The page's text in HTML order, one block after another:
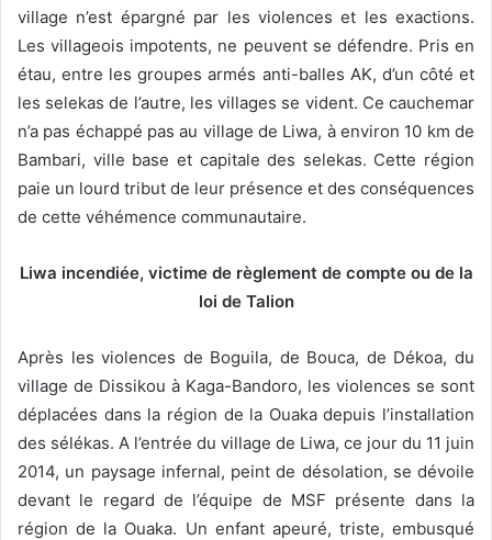
village n’est épargné par les violences et les exactions.
Les villageois impotents, ne peuvent se défendre. Pris en
étau, entre les groupes armés anti-balles AK, d’un côté et
les selekas de l’autre, les villages se vident. Ce cauchemar
n’a pas échappé pas au village de Liwa, à environ 10 km de
Bambari, ville base et capitale des selekas. Cette région
paie un lourd tribut de leur présence et des conséquences
de cette véhémence communautaire.
Liwa incendiée, victime de règlement de compte ou de la
loi de Talion
Après les violences de Boguila, de Bouca, de Dékoa, du
village de Dissikou à Kaga-Bandoro, les violences se sont
déplacées dans la région de la Ouaka depuis l’installation
des sélékas. A l’entrée du village de Liwa, ce jour du 11 juin
2014, un paysage infernal, peint de désolation, se dévoile
devant le regard de l’équipe de MSF présente dans la
région de la Ouaka. Un enfant apeuré, triste, embusqué